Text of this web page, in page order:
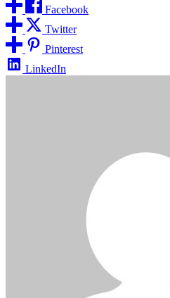
Facebook
Twitter
Pinterest
LinkedIn